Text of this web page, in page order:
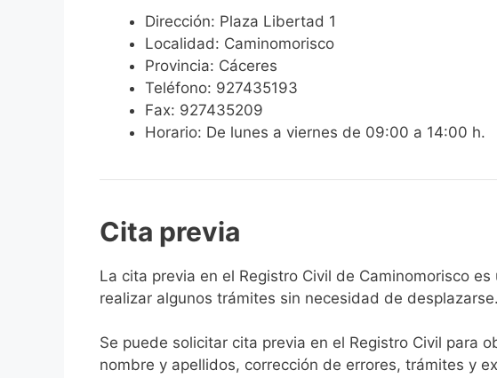
Dirección: Plaza Libertad 1
Localidad: Caminomorisco
Provincia: Cáceres
Teléfono: 927435193
Fax: 927435209
Horario: De lunes a viernes de 09:00 a 14:00 h.
Cita previa
​​​​​​​​​​​​​​​​​​​​​​​​​​​​La cita previa en el Registro Civil de Caminomorisco
realizar algunos trámites sin necesidad de desplazarse.​
Se puede solicitar cita previa en el Registro Civil para
nombre y apellidos, corrección de errores, trámites y